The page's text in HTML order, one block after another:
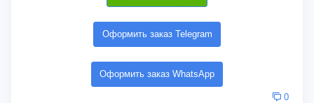
Оформить заказ Telegram
Оформить заказ WhatsApp
0